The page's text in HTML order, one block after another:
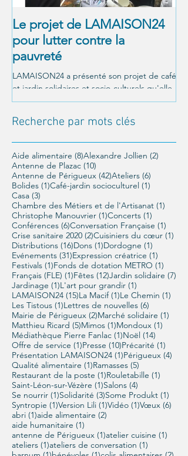
Le projet de LAMAISON24
pour lutter contre la
pauvreté
LAMAISON24 a présenté son projet de café
et jardin solidaires et socio-culturels qu'elle
veut mettre en place à Périgueux, et a été...
Recherche par mots clés
Aide alimentaire (8)8 posts
Alexandre Jollien (2)
Antenne de Plazac (10)
Antenne de Périgueux (42)42 posts
Ateliers (6)
Bolides (1)1 post
Café-jardin socioculturel (1)
Casa (3)
Chambre des Métiers et de l'Artisanat (1)
Christophe Manouvrier (1)1 post
Concerts (1)
Conférences (6)6 posts
Conversation Française (1)
Crise sanitaire 2020 (2)2 posts
Cuisiniers du cœur (1)
Distributions (16)16 posts
Dons (1)1 post
Dordogne (1)
Evénements (31)31 posts
Expression créatrice (1)
Festivals (1)1 post
Fonds de dotation METRO (1)
Français (FLE) (1)1 post
Fêtes (12)12 posts
Jardin solidaire (7)
Jardinage (1)1 post
L'art pour grandir (1)
LAMAISON24 (15)15 posts
La Macif (1)1 post
Le Chemin (1)
Les Tistous (1)1 post
Lettres de nouvelles (6)
Mairie de Périgueux (2)2 posts
Marché solidaire (1)
Matthieu Ricard (5)5 posts
Mimos (1)1 post
Mondoux (1)
Médiathèque Pierre Fanlac (1)1 post
Noël (14)
Offre de service (1)1 post
Presse (10)10 posts
Précarité (1)
Présentation LAMAISON24 (1)1 post
Périgueux (4)
Qualité alimentaire (1)1 post
Ramasses (5)
Restaurant de la poste (1)1 post
Rouletabille (1)
Saint-Léon-sur-Vézère (1)1 post
Salons (4)
Se nourrir (1)1 post
Solidarité (3)3 posts
Some Produkt (1)
Syntropie (1)1 post
Version Lili (1)1 post
Vidéo (1)1 post
Vœux (6)
abri (1)1 post
aide alimentaire (2)
aide humanitaire (1)
antenne de Périgueux (1)1 post
atelier cuisine (1)
ateliers (1)1 post
ateliers de conversation (1)